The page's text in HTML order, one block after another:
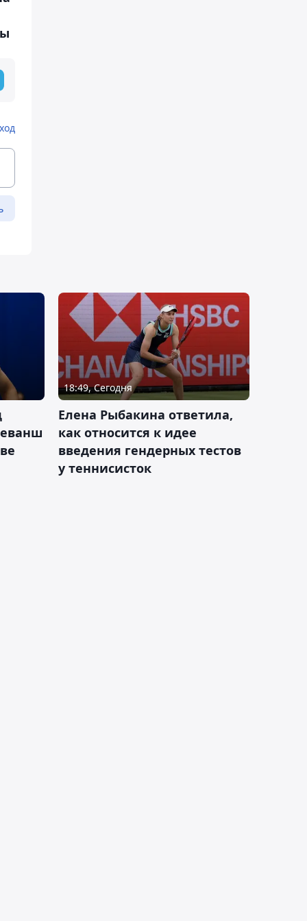
18:49, Сегодня
Елена Рыбакина ответила,
как относится к идее
введения гендерных тестов
у теннисисток